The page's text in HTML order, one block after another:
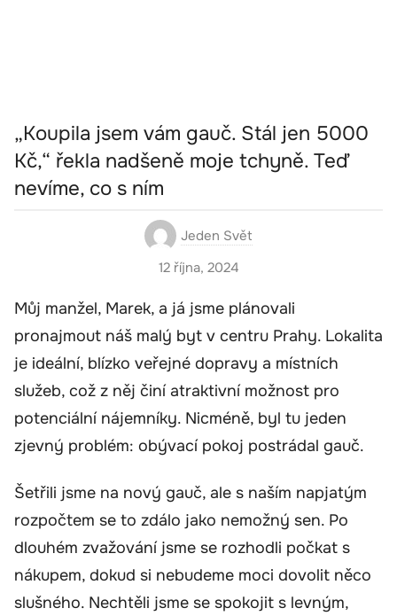
„Koupila jsem vám gauč. Stál jen 5000
Kč,“ řekla nadšeně moje tchyně. Teď
nevíme, co s ním
Jeden Svět
12 října, 2024
Můj manžel, Marek, a já jsme plánovali
pronajmout náš malý byt v centru Prahy. Lokalita
je ideální, blízko veřejné dopravy a místních
služeb, což z něj činí atraktivní možnost pro
potenciální nájemníky. Nicméně, byl tu jeden
zjevný problém: obývací pokoj postrádal gauč.
Šetřili jsme na nový gauč, ale s naším napjatým
rozpočtem se to zdálo jako nemožný sen. Po
dlouhém zvažování jsme se rozhodli počkat s
nákupem, dokud si nebudeme moci dovolit něco
slušného. Nechtěli jsme se spokojit s levným,